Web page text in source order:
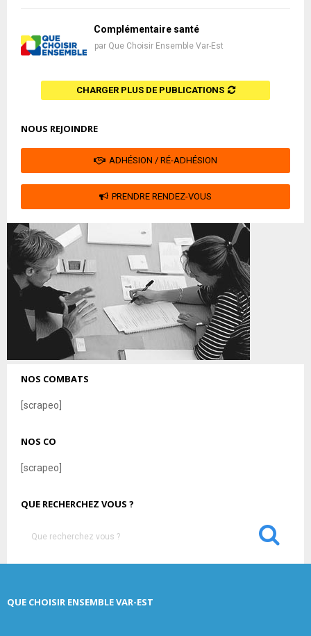
Complémentaire santé
par Que Choisir Ensemble Var-Est
CHARGER PLUS DE PUBLICATIONS
NOUS REJOINDRE
ADHÉSION / RÉ-ADHÉSION
PRENDRE RENDEZ-VOUS
NOS COMBATS
[scrapeo]
NOS CO
[scrapeo]
QUE RECHERCHEZ VOUS ?
h
S
QUE CHOISIR ENSEMBLE VAR-EST